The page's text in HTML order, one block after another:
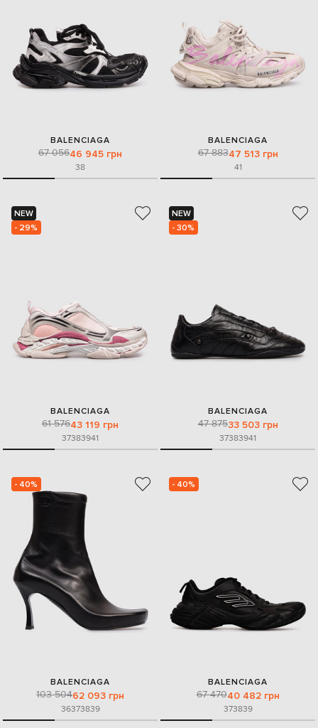
BALENCIAGA
67 05646 945 грн
38
BALENCIAGA
67 88347 513 грн
41
NEW
- 29%
BALENCIAGA
61 57643 119 грн
37383941
NEW
- 30%
BALENCIAGA
47 87533 503 грн
37383941
- 40%
BALENCIAGA
103 50462 093 грн
36373839
- 40%
BALENCIAGA
67 47040 482 грн
373839